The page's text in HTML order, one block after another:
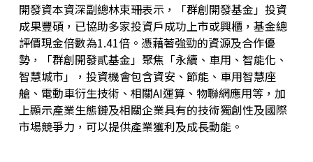
開發資本資深副總林束珊表示，「群創開發基金」投資
成果豐碩，已協助多家投資戶成功上市或興櫃，基金總
評價現金倍數為1.41倍。憑藉著強勁的資源及合作優
勢，「群創開發貳基金」聚焦「永續、車用、智能化、
智慧城市」，投資機會包含資安、節能、車用智慧座
艙、電動車衍生技術、相關AI運算、物聯網應用等，加
上顯示產業生態鏈及相關企業具有的技術獨創性及國際
市場競爭力，可以提供產業獲利及成長動能。